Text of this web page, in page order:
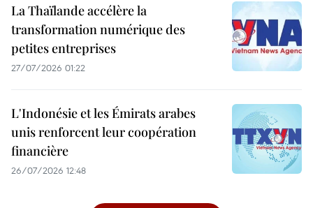
La Thaïlande accélère la
transformation numérique des
petites entreprises
27/07/2026 01:22
L'Indonésie et les Émirats arabes
unis renforcent leur coopération
financière
26/07/2026 12:48